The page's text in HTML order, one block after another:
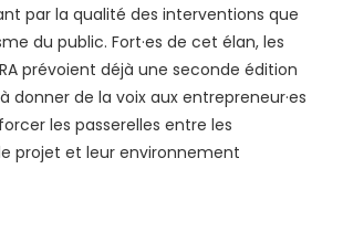
par la qualité des interventions que
du public. Fort·es de cet élan, les
prévoient déjà une seconde édition
donner de la voix aux entrepreneur·es
les passerelles entre les
projet et leur environnement